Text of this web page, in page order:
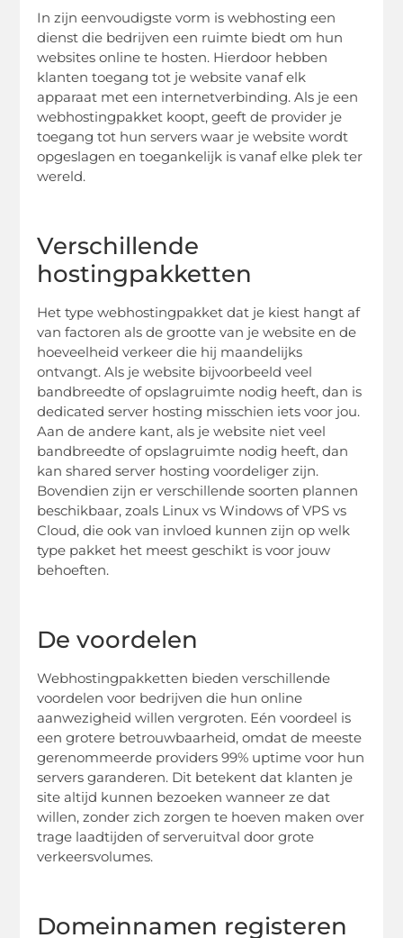
In zijn eenvoudigste vorm is webhosting een
dienst die bedrijven een ruimte biedt om hun
websites online te hosten. Hierdoor hebben
klanten toegang tot je website vanaf elk
apparaat met een internetverbinding. Als je een
webhostingpakket koopt, geeft de provider je
toegang tot hun servers waar je website wordt
opgeslagen en toegankelijk is vanaf elke plek ter
wereld.
Verschillende
hostingpakketten
Het type webhostingpakket dat je kiest hangt af
van factoren als de grootte van je website en de
hoeveelheid verkeer die hij maandelijks
ontvangt. Als je website bijvoorbeeld veel
bandbreedte of opslagruimte nodig heeft, dan is
dedicated server hosting misschien iets voor jou.
Aan de andere kant, als je website niet veel
bandbreedte of opslagruimte nodig heeft, dan
kan shared server hosting voordeliger zijn.
Bovendien zijn er verschillende soorten plannen
beschikbaar, zoals Linux vs Windows of VPS vs
Cloud, die ook van invloed kunnen zijn op welk
type pakket het meest geschikt is voor jouw
behoeften.
De voordelen
Webhostingpakketten bieden verschillende
voordelen voor bedrijven die hun online
aanwezigheid willen vergroten. Eén voordeel is
een grotere betrouwbaarheid, omdat de meeste
gerenommeerde providers 99% uptime voor hun
servers garanderen. Dit betekent dat klanten je
site altijd kunnen bezoeken wanneer ze dat
willen, zonder zich zorgen te hoeven maken over
trage laadtijden of serveruitval door grote
verkeersvolumes.
Domeinnamen registeren